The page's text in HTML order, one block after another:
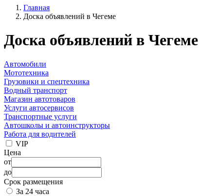
Главная
Доска объявлений в Чегеме
Доска объявлений в Чегеме
Автомобили
Мототехника
Грузовики и спецтехника
Водный транспорт
Магазин автотоваров
Услуги автосервисов
Транспортные услуги
Автошколы и автоинструкторы
Работа для водителей
VIP
Цена
от
до
Срок размещения
За 24 часа